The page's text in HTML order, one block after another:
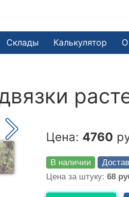
Склады Калькулятор
Цена: 4760
В наличии
Цена за штуку: 68